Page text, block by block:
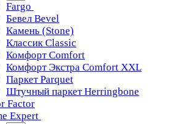
Fargo
Бевел Bevel
Камень (Stone)
Классик Classic
Комфорт Comfort
Комфорт Экстра Comfort XXL
Паркет Parquet
Штучный паркет Herringbone
Factor
Expert